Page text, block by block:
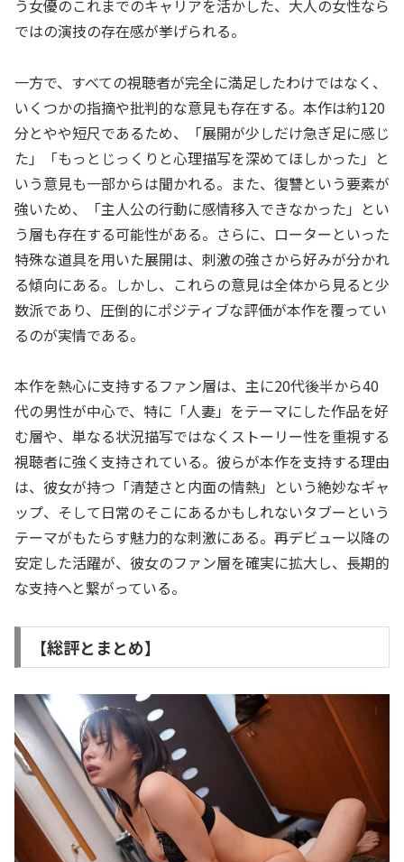
う女優のこれまでのキャリアを活かした、大人の女性なら
ではの演技の存在感が挙げられる。
一方で、すべての視聴者が完全に満足したわけではなく、
いくつかの指摘や批判的な意見も存在する。本作は約120
分とやや短尺であるため、「展開が少しだけ急ぎ足に感じ
た」「もっとじっくりと心理描写を深めてほしかった」と
いう意見も一部からは聞かれる。また、復讐という要素が
強いため、「主人公の行動に感情移入できなかった」とい
う層も存在する可能性がある。さらに、ローターといった
特殊な道具を用いた展開は、刺激の強さから好みが分かれ
る傾向にある。しかし、これらの意見は全体から見ると少
数派であり、圧倒的にポジティブな評価が本作を覆ってい
るのが実情である。
本作を熱心に支持するファン層は、主に20代後半から40
代の男性が中心で、特に「人妻」をテーマにした作品を好
む層や、単なる状況描写ではなくストーリー性を重視する
視聴者に強く支持されている。彼らが本作を支持する理由
は、彼女が持つ「清楚さと内面の情熱」という絶妙なギャ
ップ、そして日常のそこにあるかもしれないタブーという
テーマがもたらす魅力的な刺激にある。再デビュー以降の
安定した活躍が、彼女のファン層を確実に拡大し、長期的
な支持へと繋がっている。
【総評とまとめ】